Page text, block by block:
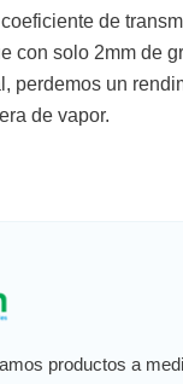
coeficiente de
con solo 2mm de
perdemos un
de vapor.
productos a